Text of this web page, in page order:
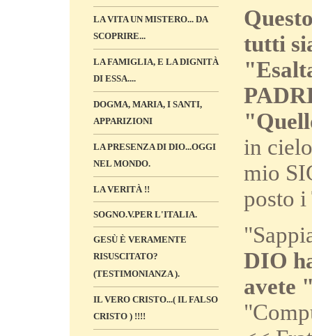
LA VITA UN MISTERO... DA
SCOPRIRE...
LA FAMIGLIA, E LA DIGNITÀ
DI ESSA....
DOGMA, MARIA, I SANTI,
APPARIZIONI
LA PRESENZA DI DIO...OGGI
NEL MONDO.
LA VERITÀ !!
SOGNO.V.PER L'ITALIA.
GESÙ È VERAMENTE
RISUSCITATO?
(TESTIMONIANZA ).
IL VERO CRISTO...( IL FALSO
CRISTO ) !!!!
tutti
in
mio
posto
DIO
avete